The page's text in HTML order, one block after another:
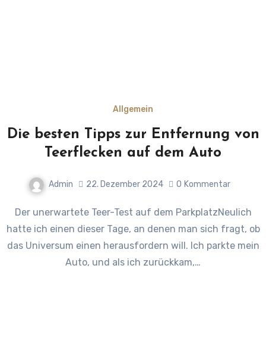
Allgemein
Die besten Tipps zur Entfernung von
Teerflecken auf dem Auto
Admin 22. Dezember 2024 0 Kommentar
Der unerwartete Teer-Test auf dem ParkplatzNeulich
hatte ich einen dieser Tage, an denen man sich fragt, ob
das Universum einen herausfordern will. Ich parkte mein
Auto, und als ich zurückkam,…